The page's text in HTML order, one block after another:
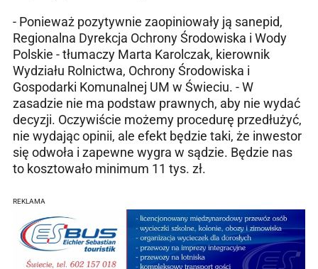
- Ponieważ pozytywnie zaopiniowały ją sanepid,
Regionalna Dyrekcja Ochrony Środowiska i Wody
Polskie - tłumaczy Marta Karolczak, kierownik
Wydziału Rolnictwa, Ochrony Środowiska i
Gospodarki Komunalnej UM w Świeciu. - W
zasadzie nie ma podstaw prawnych, aby nie wydać
decyzji. Oczywiście możemy procedurę przedłużyć,
nie wydając opinii, ale efekt będzie taki, że inwestor
się odwoła i zapewne wygra w sądzie. Będzie nas
to kosztowało minimum 11 tys. zł.
REKLAMA